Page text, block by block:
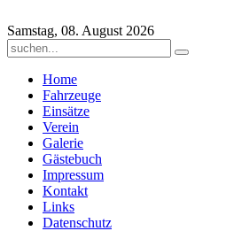
Samstag, 08. August 2026
Home
Fahrzeuge
Einsätze
Verein
Galerie
Gästebuch
Impressum
Kontakt
Links
Datenschutz